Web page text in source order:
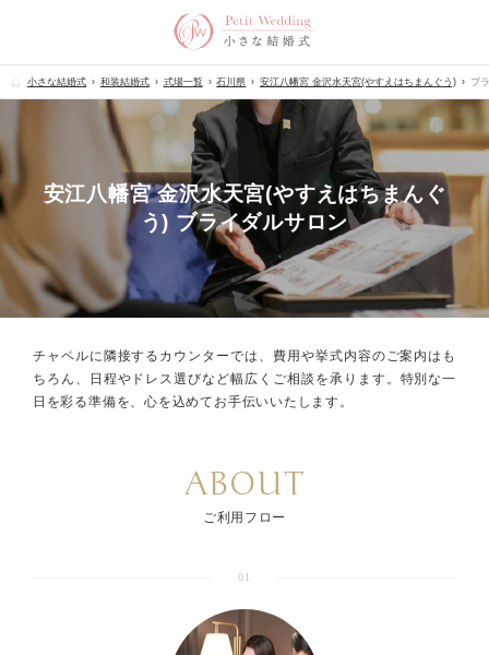
小さな結婚式 和装結婚式 式場一覧 石川県 安江八幡宮 金沢水天宮(やすえはちまんぐう) ブ
安江八幡宮 金沢水天宮(やすえはちまんぐ
う) ブライダルサロン
チャペルに隣接するカウンターでは、 費用や挙式内容のご案内はも
ちろん、
日程やドレス選びなど幅広くご相談を承ります。 特別な一
日を彩る準備を、心を込めてお手伝いいたします。
ABOUT
ご利用フロー
01